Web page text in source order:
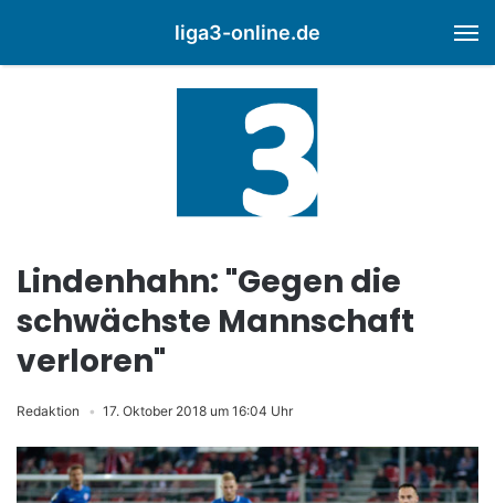
liga3-online.de
Lindenhahn: "Gegen die
schwächste Mannschaft
verloren"
Redaktion 17. Oktober 2018 um 16:04 Uhr